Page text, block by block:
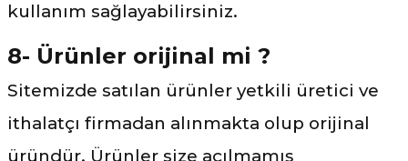
kullanım sağlayabilirsiniz.
8- Ürünler orijinal mi ?
Sitemizde satılan ürünler yetkili üretici ve
ithalatçı firmadan alınmakta olup orijinal
üründür. Ürünler size açılmamış